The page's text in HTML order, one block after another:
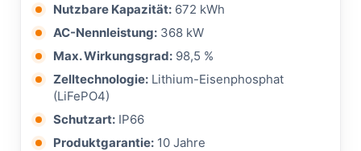
Nutzbare Kapazität: 672 kWh
AC-Nennleistung: 368 kW
Max. Wirkungsgrad: 98,5 %
Zelltechnologie: Lithium-Eisenphosphat
(LiFePO4)
Schutzart: IP66
Produktgarantie: 10 Jahre